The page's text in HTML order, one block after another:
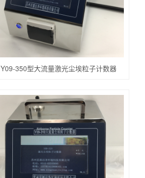
Y09-350型大流量激光尘埃粒子计数器